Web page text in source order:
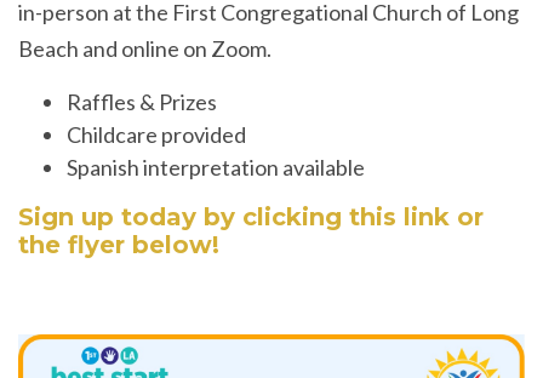
in-person at the First Congregational Church of Long
Beach and online on Zoom.
Raffles & Prizes
Childcare provided
Spanish interpretation available
Sign up today by clicking this link or
the flyer below!